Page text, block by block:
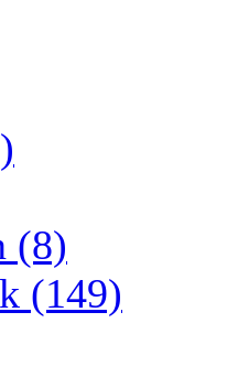
(8)
(149)